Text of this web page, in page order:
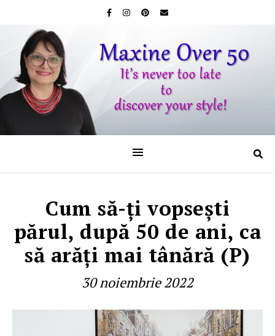
Cum să-ţi vopseşti
părul, după 50 de ani, ca
să arăţi mai tânără (P)
30 noiembrie 2022